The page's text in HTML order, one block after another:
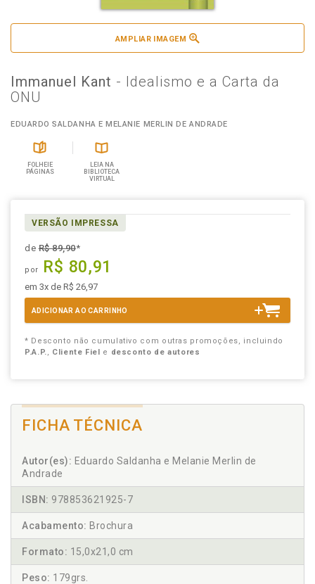
AMPLIAR IMAGEM
Immanuel Kant - Idealismo e a Carta da
ONU
EDUARDO SALDANHA E MELANIE MERLIN DE ANDRADE
FOLHEIE
PÁGINAS
LEIA NA
BIBLIOTECA
VIRTUAL
VERSÃO IMPRESSA
deR$ 89,90*
por R$ 80,91
em 3x de R$ 26,97
ADICIONAR AO CARRINHO
* Desconto não cumulativo com outras promoções, incluindo
P.A.P., Cliente Fiel e desconto de autores
FICHA TÉCNICA
Autor(es): Eduardo Saldanha e Melanie Merlin de
Andrade
ISBN: 978853621925-7
Acabamento: Brochura
Formato: 15,0x21,0 cm
Peso: 179grs.